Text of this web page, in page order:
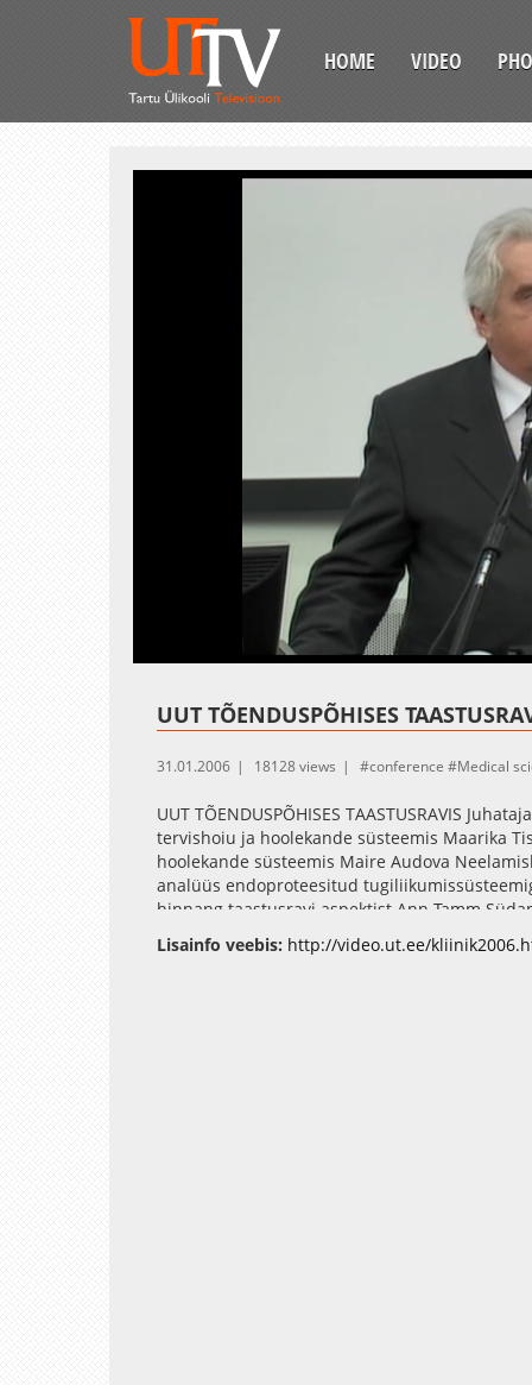
HOME VIDEO
Loaded
UUT TÕENDUSPÕHISES
31.01.2006 18128 views conference Medical
UUT TÕENDUSPÕHISES TAASTUSRAVIS
tervishoiu ja hoolekande süsteemis Maarika
hoolekande süsteemis Maire Audova
analüüs endoproteesitud
hinnang taastusravi aspektist Ann Tamm
Lukmann
Lisainfo veebis: http://video.ut.ee/